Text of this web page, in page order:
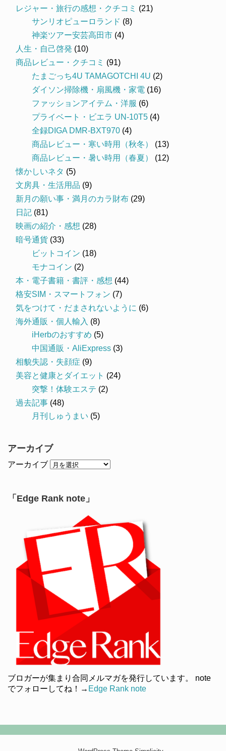
レジャー・旅行の感想・クチコミ (21)
サンリオピューロランド (8)
神楽ツアー安芸高田市 (4)
人生・自己啓発 (10)
商品レビュー・クチコミ (91)
たまごっち4U TAMAGOTCHI 4U (2)
ダイソン掃除機・扇風機・家電 (16)
ファッションアイテム・洋服 (6)
プライベート・ビエラ UN-10T5 (4)
全録DIGA DMR-BXT970 (4)
商品レビュー・寒い時用（秋冬）
(13)
商品レビュー・暑い時用（春夏）
(12)
懐かしいネタ (5)
文房具・生活用品 (9)
新月の願い事・満月のカラ財布 (29)
日記 (81)
映画の紹介・感想 (28)
暗号通貨 (33)
ビットコイン (18)
モナコイン (2)
本・電子書籍・書評・感想 (44)
格安SIM・スマートフォン (7)
気をつけて・だまされないように (6)
海外通販・個人輸入 (8)
iHerbのおすすめ (5)
中国通販・AliExpress (3)
相貌失認・失顔症 (9)
美容と健康とダイエット (24)
突撃！体験エステ (2)
過去記事 (48)
月刊しゅうまい (5)
アーカイブ
アーカイブ
「Edge Rank note」
ブロガーが集まり合同メルマガを発行しています。 note
でフォローしてね！→ Edge Rank note